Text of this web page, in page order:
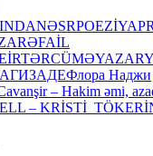
NƏSRPOEZİYA
RƏFAİL
TƏRCÜMƏYAZAR
Флора Наджи
– Hakim əmi,
– KRİSTİ